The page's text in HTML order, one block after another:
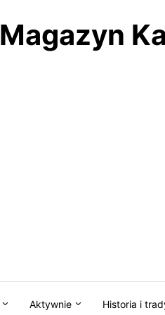
Magazyn
Aktywnie Historia i